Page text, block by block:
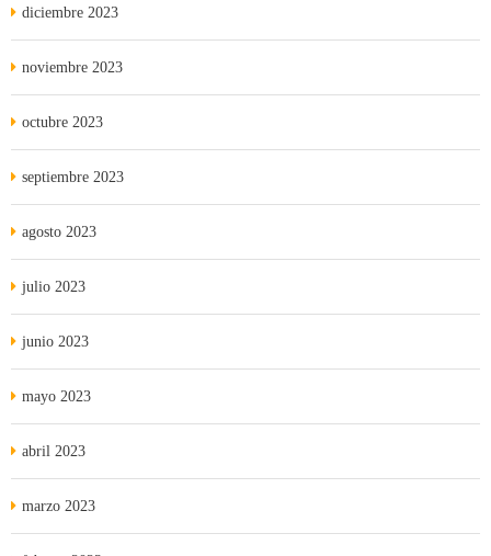
diciembre 2023
noviembre 2023
octubre 2023
septiembre 2023
agosto 2023
julio 2023
junio 2023
mayo 2023
abril 2023
marzo 2023